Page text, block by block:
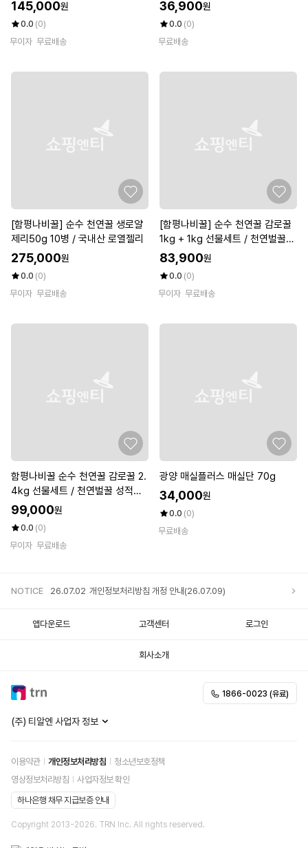
145,000원
0.0 (0)
무이자 무료배송
36,900원
0.0 (0)
무료배송
[함평나비꿀] 순수 천연꿀 생로얄
제리50g 10병 / 국내산 로열젤리
275,000원
0.0 (0)
무이자 무료배송
[함평나비꿀] 순수 천연꿀 감로꿀
1kg + 1kg 선물세트 / 천연벌꿀
성적서 동봉
83,900원
0.0 (0)
무이자 무료배송
함평나비꿀 순수 천연꿀 감로꿀 2.
4kg 선물세트 / 천연벌꿀 성적서
동봉
99,000원
0.0 (0)
무이자 무료배송
광양 매실플러스 매실단 70g
34,000원
0.0 (0)
무료배송
NOTICE 26.07.02 개인정보처리방침 개정 안내(26.07.09)
앱다운로드 고객센터 로그인
회사소개
(주) 티알엔 사업자 정보
이용약관 개인정보처리방침
청소년보호정책
영상정보처리방침
사업자정보 확인
하나은행 채무 지급보증 안내
Copyright 2013-2026. TRN Inc. All rights reserved.
1866-0023 (유료)